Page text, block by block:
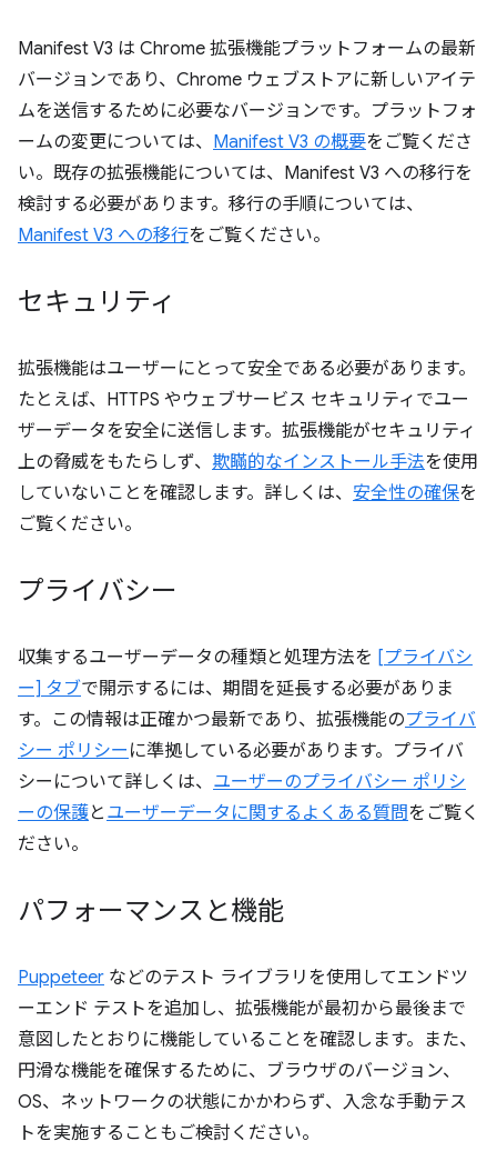
Manifest V3 は Chrome 拡張機能プラットフォームの最新
バージョンであり、Chrome ウェブストアに新しいアイテ
ムを送信するために必要なバージョンです。プラットフォ
ームの変更については、 Manifest V3 の概要をご覧くださ
い。既存の拡張機能については、Manifest V3 への移行を
検討する必要があります。移行の手順については、
Manifest V3 への移行をご覧ください。
セキュリティ
拡張機能はユーザーにとって安全である必要があります。
たとえば、HTTPS やウェブサービス セキュリティでユー
ザーデータを安全に送信します。拡張機能がセキュリティ
上の脅威をもたらしず、 欺瞞的なインストール手法を使用
していないことを確認します。詳しくは、 安全性の確保を
ご覧ください。
プライバシー
収集するユーザーデータの種類と処理方法を [プライバシ
ー] タブで開示するには、期間を延長する必要がありま
す。この情報は正確かつ最新であり、拡張機能のプライバ
シー ポリシー に準拠している必要があります。プライバ
シーについて詳しくは、 ユーザーのプライバシー ポリシ
ーの保護と ユーザーデータに関するよくある質問をご覧く
ださい。
パフォーマンスと機能
Puppeteer などのテスト ライブラリを使用してエンドツ
ーエンド テストを追加し、拡張機能が最初から最後まで
意図したとおりに機能していることを確認します。また、
円滑な機能を確保するために、ブラウザのバージョン、
OS、ネットワークの状態にかかわらず、入念な手動テス
トを実施することもご検討ください。